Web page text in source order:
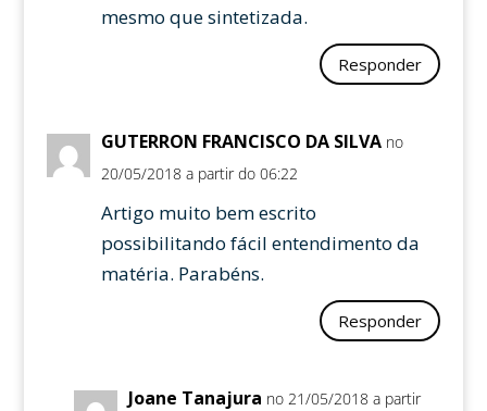
mesmo que sintetizada.
Responder
GUTERRON FRANCISCO DA SILVA no
20/05/2018 a partir do 06:22
Artigo muito bem escrito
possibilitando fácil entendimento da
matéria. Parabéns.
Responder
Joane Tanajura no 21/05/2018 a partir